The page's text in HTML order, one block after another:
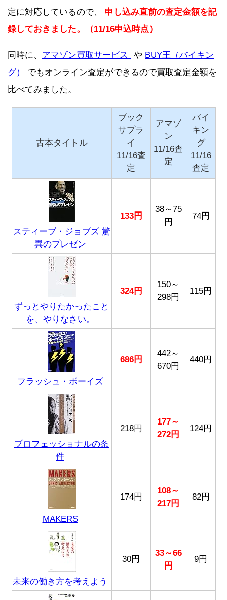
定に対応しているので、 申し込み直前の査定金額を記
録しておきました。（11/16申込時点）
同時に、 アマゾン買取サービス や BUY王（バイキン
グ）
でもオンライン査定ができるので買取査定金額を
比べてみました。
古本タイトル
ブック
サプラ
イ
11/16査
定
アマゾ
ン
11/16査
定
バイ
キン
グ
11/16
査定
スティーブ・ジョブズ 驚
異のプレゼン
133円
38～75
円
74円
ずっとやりたかったこと
を、やりなさい。
324円
150～
298円
115円
フラッシュ・ボーイズ
686円
442～
670円
440円
プロフェッショナルの条
件
218円
177～
272円
124円
MAKERS
174円
108～
217円
82円
未来の働き方を考えよう
30円
33～66
円
9円